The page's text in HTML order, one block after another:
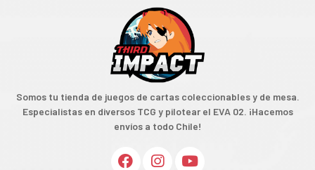
Somos tu tienda de juegos de cartas coleccionables y de mesa.
Especialistas en diversos TCG y pilotear el EVA 02. ¡Hacemos
envíos a todo Chile!